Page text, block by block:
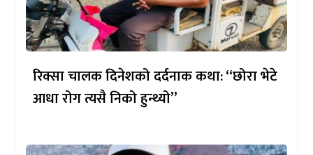
रिक्सा चालक दिनेशको दर्दनाक कथा: “छोरा भेटे
आधा रोग त्यसै निको हुन्थ्यो”